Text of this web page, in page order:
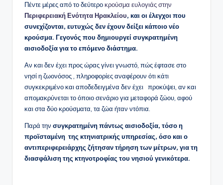
Πέντε μέρες από το δεύτεροκρούσμα ευλογιάς στην
Περιφερειακή Ενότητα Ηρακλείου, και οι έλεγχοι που
συνεχίζονται, ευτυχώς δεν έχουν δείξει κάποιο νέο
κρούσμα. Γεγονός που δημιουργεί συγκρατημένη
αισιοδοξία για το επόμενο διάστημα.
Αν και δεν έχει προς ώρας γίνει γνωστό, πώς έφτασε στο
νησί η ζωονόσος , πληροφορίες αναφέρουν ότι κάτι
συγκεκριμένο και αποδεδειγμένα δεν έχει προκύψει, αν και
απομακρύνεται το όποιο σενάριο για μεταφορά ζώου, αφού
και στα δύο κρούσματα, τα ζώα ήταν ντόπια.
Παρά την συγκρατημένη πάντως αισιοδοξία, τόσο η
προϊσταμένη της κτηνιατρικής υπηρεσίας, όσο και ο
αντιπεριφερειάρχης ζήτησαν τήρηση των μέτρων, για τη
διασφάλιση της κτηνοτροφίας του νησιού γενικότερα.